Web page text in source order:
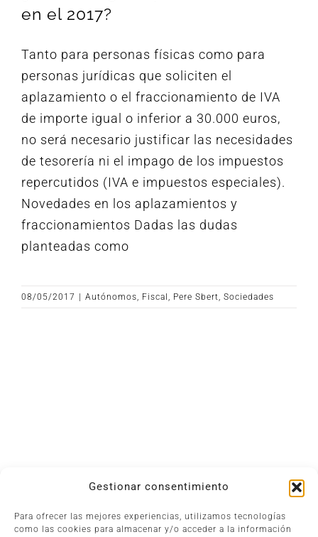
Gestionar consentimiento
Para ofrecer las mejores experiencias, utilizamos tecnologías
como las cookies para almacenar y/o acceder a la información
en el 2017?
Tanto para personas físicas como para
personas jurídicas que soliciten el
aplazamiento o el fraccionamiento de IVA
de importe igual o inferior a 30.000 euros,
no será necesario justificar las necesidades
de tesorería ni el impago de los impuestos
repercutidos (IVA e impuestos especiales).
Novedades en los aplazamientos y
fraccionamientos Dadas las dudas
planteadas como
08/05/2017 Autónomos, Fiscal , Pere Sbert, Sociedades
Asesoría en Inca |Asesoría empresarial en Mallorca